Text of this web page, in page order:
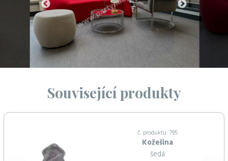
Související produkty
č. produktu: 795
Kožešina
šedá